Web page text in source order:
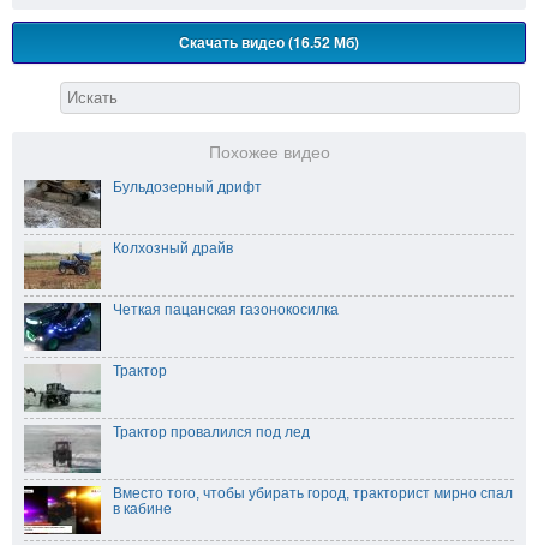
Скачать видео (16.52 Мб)
Похожее видео
Бульдозерный дрифт
Колхозный драйв
Четкая пацанская газонокосилка
Трактор
Трактор провалился под лед
Вместо того, чтобы убирать город, тракторист мирно спал
в кабине